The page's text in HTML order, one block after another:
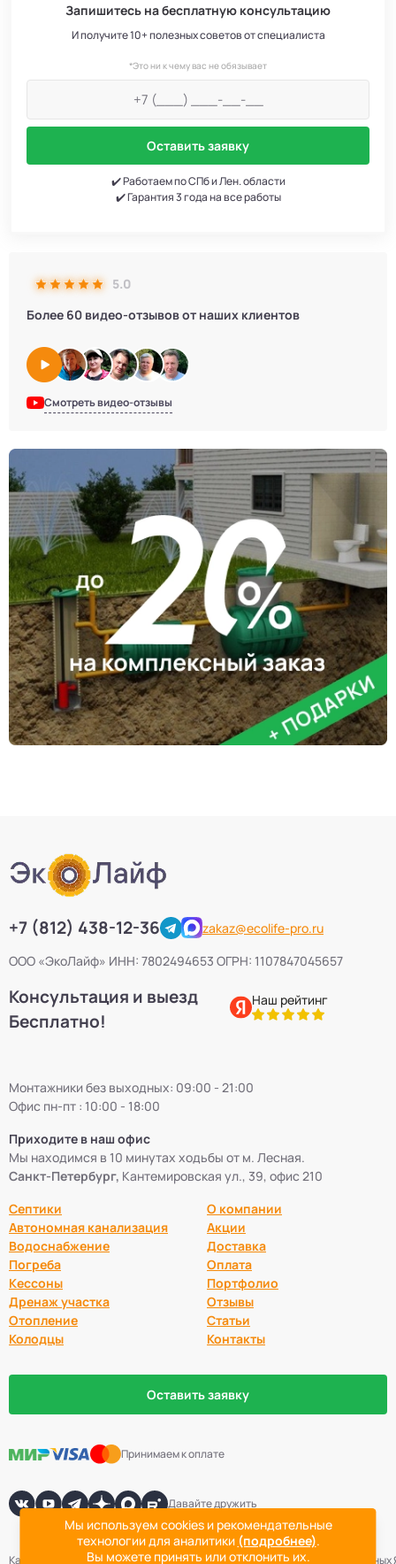
Запишитесь на бесплатную консультацию
И получите 10+ полезных советов от специалиста
*Это ни к чему вас не обязывает
Оставить заявку
✔️ Работаем по СПб и Лен. области
✔️ Гарантия 3 года на все работы
5.0
Более 60 видео-отзывов от наших клиентов
Смотреть видео-отзывы
+7 (812) 438-12-36
zakaz@ecolife-pro.ru
ООО «ЭкоЛайф» ИНН: 7802494653 ОГРН: 1107847045657
Консультация и выезд
Бесплатно!
Наш рейтинг
Монтажники без выходных: 09:00 - 21:00
Офис пн-пт : 10:00 - 18:00
Приходите в наш офис
Мы находимся в 10 минутах ходьбы от м. Лесная.
Санкт-Петербург, Кантемировская ул., 39, офис 210
Септики
Автономная канализация
Водоснабжение
Погреба
Кессоны
Дренаж участка
Отопление
Колодцы
О компании
Акции
Доставка
Оплата
Портфолио
Отзывы
Статьи
Контакты
Оставить заявку
Принимаем к оплате
Давайте дружить
Карта сайта Политика конфиденциальностиСогласие на обработку
Мы используем cookies и рекомендательные
технологии для аналитики (подробнее).
Вы можете принять или отклонить их.